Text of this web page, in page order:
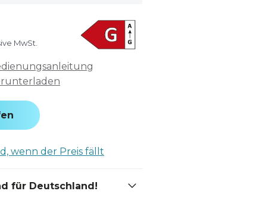
MwSt.
wenn der Preis fällt
für Deutschland!